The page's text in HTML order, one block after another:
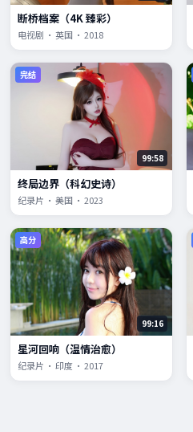
断桥档案（4K 臻彩）
电视剧 · 英国 · 2018
完结
99:58
终局边界（科幻史诗）
纪录片 · 美国 · 2023
高分
99:16
星河回响（温情治愈）
纪录片 · 印度 · 2017